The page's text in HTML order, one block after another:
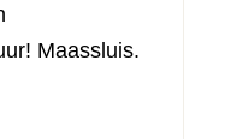
Maassluis.